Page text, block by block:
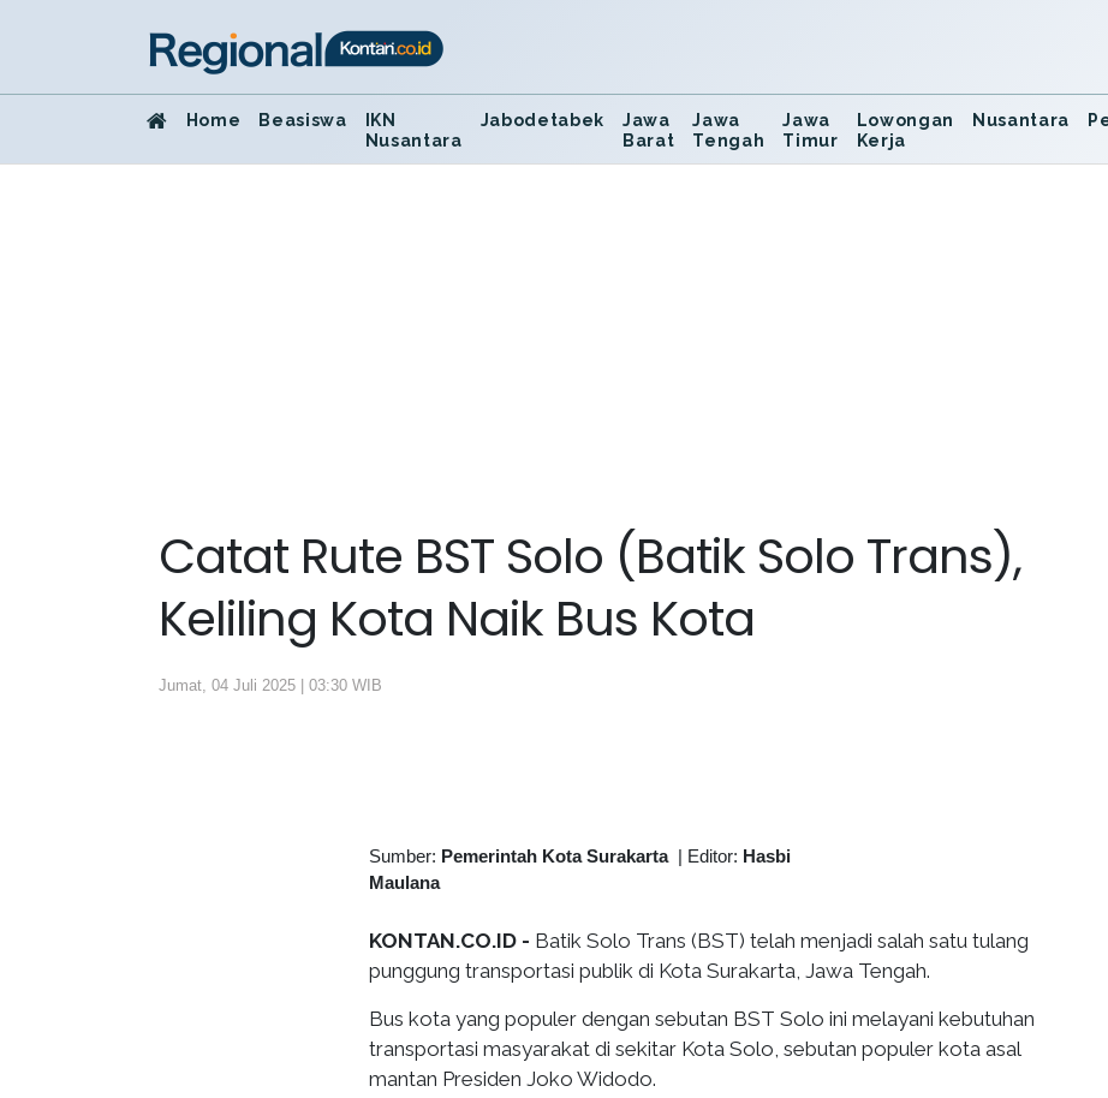
Home Beasiswa
IKN
Nusantara
Jabodetabek
Jawa
Barat
Jawa
Tengah
Jawa
Timur
Lowongan
Kerja
Nusantara
Catat Rute BST Solo (Batik Solo Trans),
Keliling Kota Naik Bus Kota
Jumat, 04 Juli 2025 | 03:30 WIB
Sumber: Pemerintah Kota Surakarta| Editor: Hasbi
Maulana
KONTAN.CO.ID - Batik Solo Trans (BST) telah menjadi salah satu tulang
punggung transportasi publik di Kota Surakarta, Jawa Tengah.
Bus kota yang populer dengan sebutan BST Solo ini melayani kebutuhan
transportasi masyarakat di sekitar Kota Solo, sebutan populer kota asal
mantan Presiden Joko Widodo.